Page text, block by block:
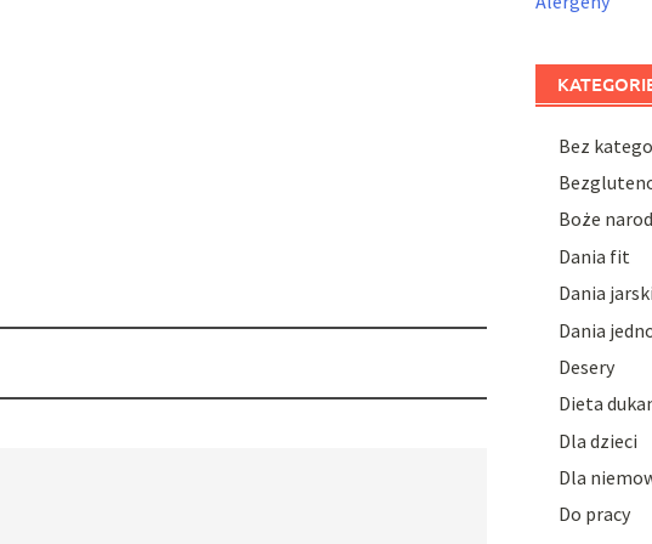
Bez
Boże
Dania fit
Dania
Dania
Desery
Dieta
Dla dzieci
Dla
Do pracy